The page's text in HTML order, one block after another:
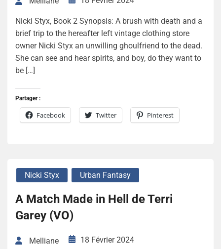
Nicki Styx, Book 2 Synopsis: A brush with death and a
brief trip to the hereafter left vintage clothing store
owner Nicki Styx an unwilling ghoulfriend to the dead.
She can see and hear spirits, and boy, do they want to
be […]
Partager :
Facebook Twitter Pinterest
Nicki Styx Urban Fantasy
A Match Made in Hell de Terri
Garey (VO)
Melliane 18 Février 2024